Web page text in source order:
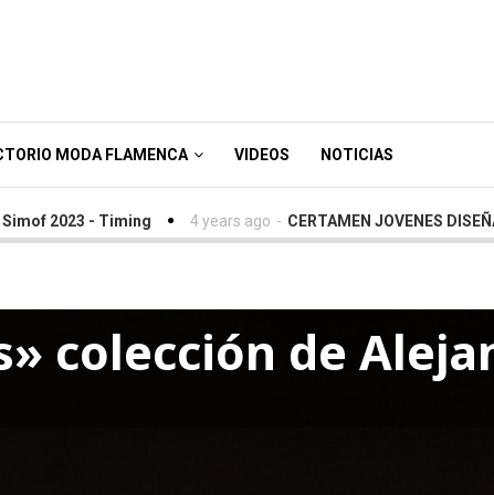
MODA FLAMENCA VIDEOS NOTICIAS
- Timing 4 years ago - CERTAMEN JOVENES
colección de